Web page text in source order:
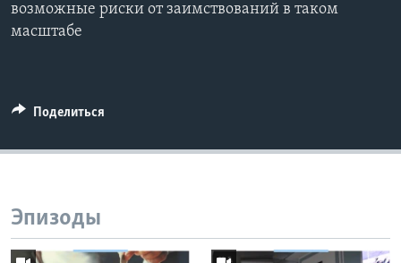
возможные риски от заимствований в таком
масштабе
Поделиться
Эпизоды